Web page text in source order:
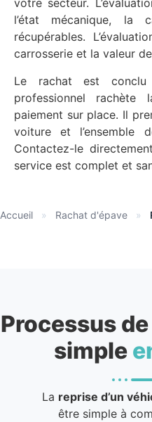
votre secteur.
l’état mécanique, la
récupérables.
carrosserie et la valeur
Le rachat est
professionnel
paiement sur place. Il
voiture et l’ensemble
Contactez-le
service est complet et
Accueil » Rachat d'épave »
Processus de
simple
La reprise d’un
être simple à